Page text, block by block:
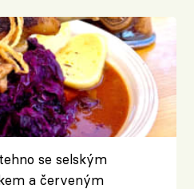
se selským
a červeným